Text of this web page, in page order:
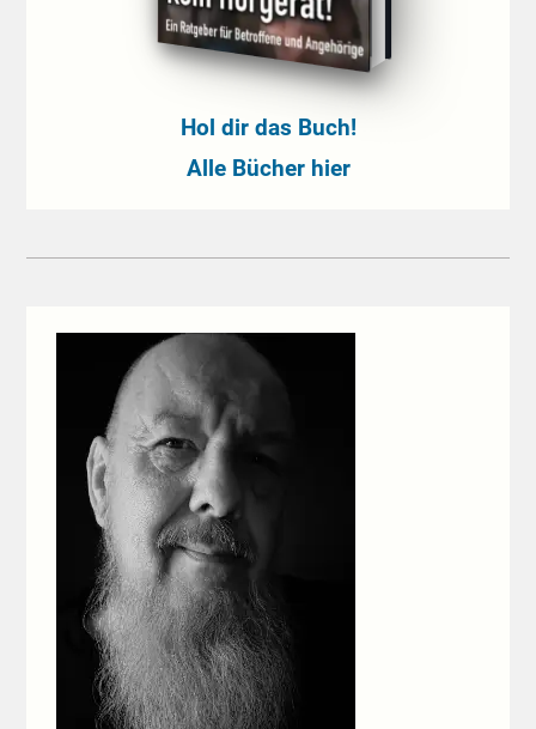
Hol dir das Buch!
Alle Bücher hier